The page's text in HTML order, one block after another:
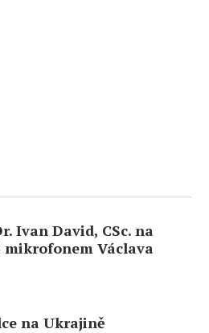
Ivan David, CSc. na
Václava
na Ukrajině